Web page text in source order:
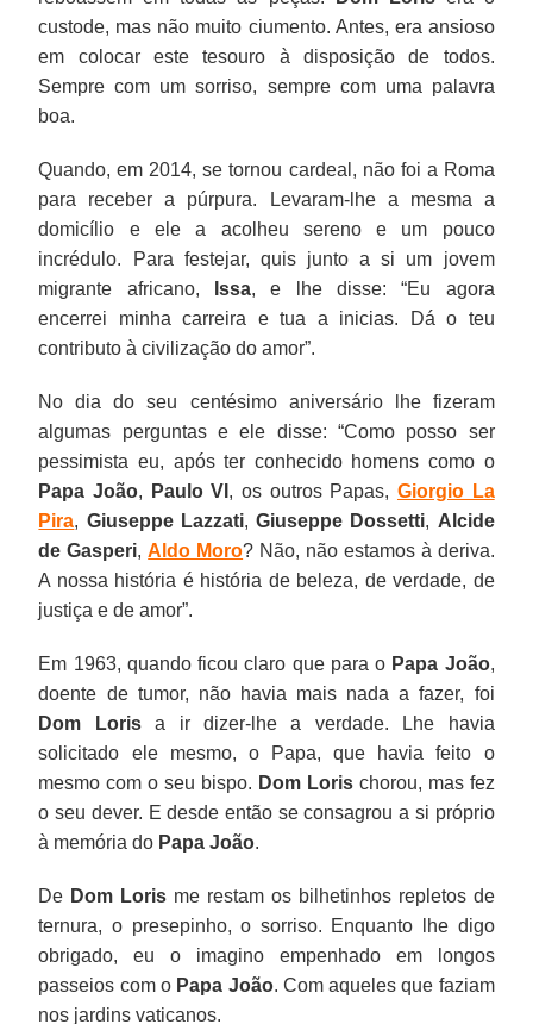
custode, mas não muito ciumento. Antes, era ansioso
em colocar este tesouro à disposição de todos.
Sempre com um sorriso, sempre com uma palavra
boa.
Quando, em 2014, se tornou cardeal, não foi a Roma
para receber a púrpura. Levaram-lhe a mesma a
domicílio e ele a acolheu sereno e um pouco
incrédulo. Para festejar, quis junto a si um jovem
migrante africano,
Issa, e lhe disse: “Eu agora
encerrei minha carreira e tua a inicias. Dá o teu
contributo à civilização do amor”.
No dia do seu centésimo aniversário lhe fizeram
algumas perguntas e ele disse: “Como posso ser
pessimista eu, após ter conhecido homens como o
Papa João, Paulo VI , os outros Papas, Giorgio La
Pira, Giuseppe Lazzati,Giuseppe Dossetti, Alcide
de Gasperi,Aldo Moro? Não, não estamos à deriva.
A nossa história é história de beleza, de verdade, de
justiça e de amor”.
Em 1963, quando ficou claro que para o Papa João,
doente de tumor, não havia mais nada a fazer, foi
Dom
Lorisa ir dizer-lhe a verdade. Lhe havia
solicitado ele mesmo, o Papa, que havia feito o
mesmo com o seu bispo. Dom Lorischorou, mas fez
o seu dever. E desde então se consagrou a si próprio
à memória do Papa João.
De Dom Loris me restam os bilhetinhos repletos de
ternura, o presepinho, o sorriso. Enquanto lhe digo
obrigado, eu o imagino empenhado em longos
passeios com o Papa João. Com aqueles que faziam
nos jardins vaticanos.